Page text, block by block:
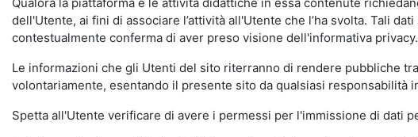
dell'Utente, ai fini di associare l’attività all'Utente che l’ha svolta. Tali
contestualmente conferma di aver preso visione dell'informativa privacy.
Le informazioni che gli Utenti del sito riterranno di rendere pubbliche
volontariamente, esentando il presente sito da qualsiasi responsabilità
Spetta all'Utente verificare di avere i permessi per l'immissione di dati